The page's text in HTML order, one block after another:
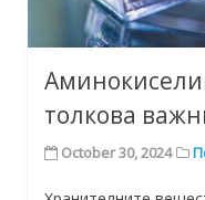
толкова
October 30, 2024